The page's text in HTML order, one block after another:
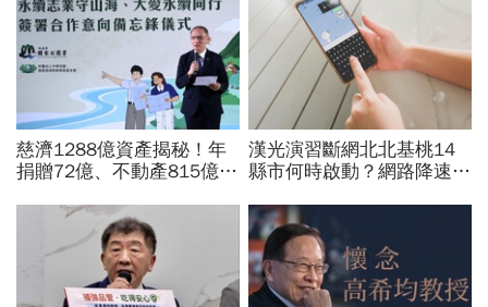
慈濟1288億資產揭秘！年
捐贈72億、不動產815億…
採購經過，他拆解信件批越
漢光演習斷網北北基桃14
縣市何時啟動？網路降速股
範圍時間…城鎮韌性演習懶
人包